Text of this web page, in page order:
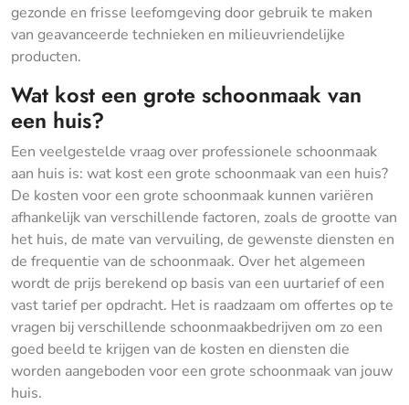
gezonde en frisse leefomgeving door gebruik te maken
van geavanceerde technieken en milieuvriendelijke
producten.
Wat kost een grote schoonmaak van
een huis?
Een veelgestelde vraag over professionele schoonmaak
aan huis is: wat kost een grote schoonmaak van een huis?
De kosten voor een grote schoonmaak kunnen variëren
afhankelijk van verschillende factoren, zoals de grootte van
het huis, de mate van vervuiling, de gewenste diensten en
de frequentie van de schoonmaak. Over het algemeen
wordt de prijs berekend op basis van een uurtarief of een
vast tarief per opdracht. Het is raadzaam om offertes op te
vragen bij verschillende schoonmaakbedrijven om zo een
goed beeld te krijgen van de kosten en diensten die
worden aangeboden voor een grote schoonmaak van jouw
huis.